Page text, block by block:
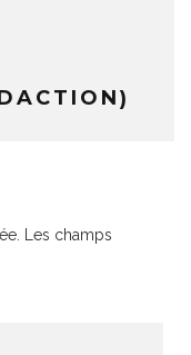
Les champs